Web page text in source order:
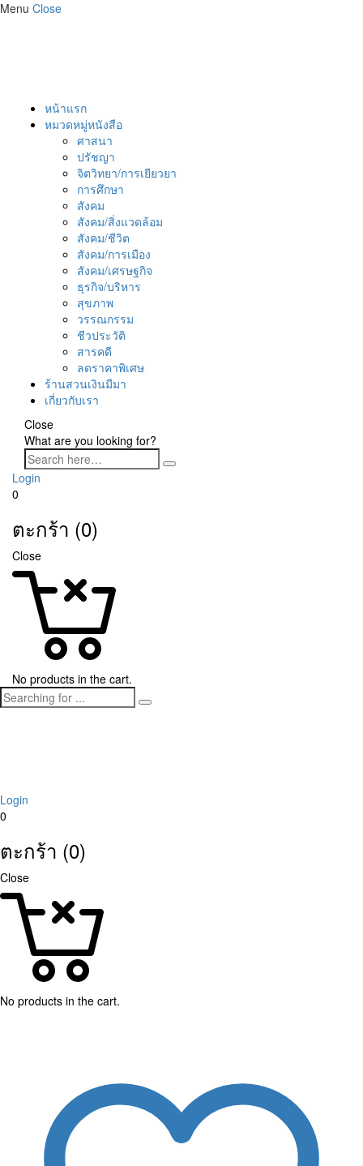
Menu Close
หน้าแรก
หมวดหมู่หนังสือ
ศาสนา
ปรัชญา
จิตวิทยา/การเยียวยา
การศึกษา
สังคม
สังคม/สิ่งแวดล้อม
สังคม/ชีวิต
สังคม/การเมือง
สังคม/เศรษฐกิจ
ธุรกิจ/บริหาร
สุขภาพ
วรรณกรรม
ชีวประวัติ
สารคดี
ลดราคาพิเศษ
ร้านสวนเงินมีมา
เกี่ยวกับเรา
Close
What are you looking for?
Login
0
ตะกร้า (0)
Close
No products in the cart.
Login
0
ตะกร้า (0)
Close
No products in the cart.